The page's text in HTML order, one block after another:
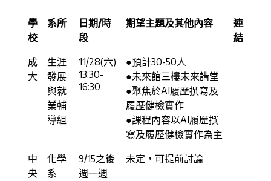
學
校
系所
日期/時
段
期望主題及其他內容
連
結
成
大
生涯
發展
與就
業輔
導組
11/28(六)
13:30-
16:30
●預計30-50人
●未來館三樓未來講堂
●聚焦於AI履歷撰寫及
履歷健檢實作
●課程內容以AI履歷撰
寫及履歷健檢實作為主
中
央
化學
系
9/15之後
週一週
未定，可提前討論